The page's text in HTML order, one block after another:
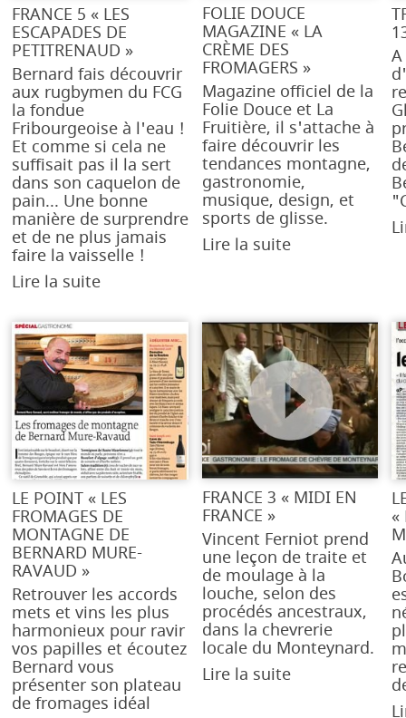
FRANCE 5 « LES
ESCAPADES DE
PETITRENAUD »
Bernard fais découvrir
aux rugbymen du FCG
la fondue
Fribourgeoise à l'eau !
Et comme si cela ne
suffisait pas il la sert
dans son caquelon de
pain... Une bonne
manière de surprendre
et de ne plus jamais
faire la vaisselle !
Lire la suite
FOLIE DOUCE
MAGAZINE « LA
CRÈME DES
FROMAGERS »
Magazine officiel de la
Folie Douce et La
Fruitière, il s'attache à
faire découvrir les
tendances montagne,
gastronomie,
musique, design, et
sports de glisse.
Lire la suite
LE POINT « LES
FROMAGES DE
MONTAGNE DE
BERNARD MURE-
RAVAUD »
Retrouver les accords
mets et vins les plus
harmonieux pour ravir
vos papilles et écoutez
Bernard vous
présenter son plateau
de fromages idéal
FRANCE 3 « MIDI EN
FRANCE »
Vincent Ferniot prend
une leçon de traite et
de moulage à la
louche, selon des
procédés ancestraux,
dans la chevrerie
locale du Monteynard.
Lire la suite
«